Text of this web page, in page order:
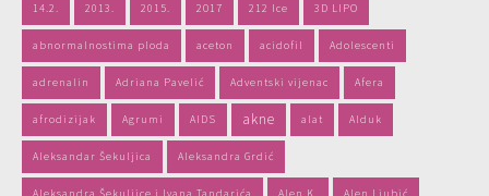
14.2. 2013. 2015. 2017 212 Ice 3D LIPO
abnormalnostima ploda aceton acidofil Adolescenti
adrenalin Adriana Pavelić Adventski vijenac Afera
afrodizijak Agrumi AIDS akne alat Alduk
Aleksandar Šekuljica Aleksandra Grdić